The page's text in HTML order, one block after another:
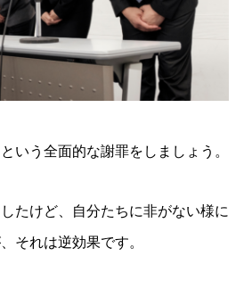
いう全面的な謝罪をしましょう。
たけど、自分たちに非がない様に
それは逆効果です。